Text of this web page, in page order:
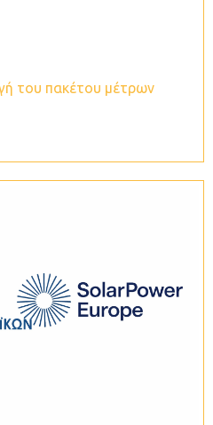
του πακέτου μέτρων